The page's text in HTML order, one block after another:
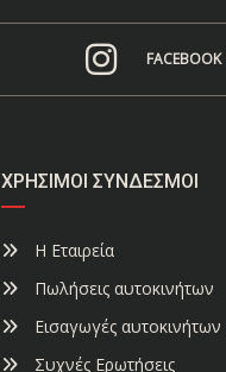
FACEBOOK
ΧΡΉΣΙΜΟΙ ΣΎΝΔΕΣΜΟΙ
Η Εταιρεία
Πωλήσεις αυτοκινήτων
Εισαγωγές αυτοκινήτων
Συχνές Ερωτήσεις